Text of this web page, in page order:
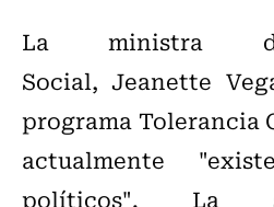
La ministra
Social, Jeanette
programa Tolerancia
actualmente
políticos". La